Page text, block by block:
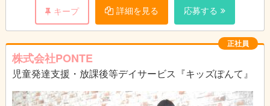
○年齢不問
○子どもと接することが好きな方
○小さな成長を共に喜べる方
○様々な障害に対して理解するための努力ができる方
◎児童発達支援管理責任者、児童指導員の実務経験をお持ちの方
は優遇いたします
キープ 詳細を見る 応募する
正社員
株式会社PONTE
児童発達支援・放課後等デイサービス『キッズぽんて』